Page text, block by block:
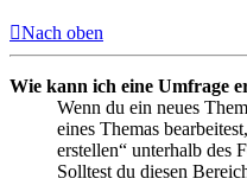
Nach oben
Wie kann ich eine Umfrage
Wenn du ein neues
eines Themas
erstellen“ unterhalb des
Solltest du diesen